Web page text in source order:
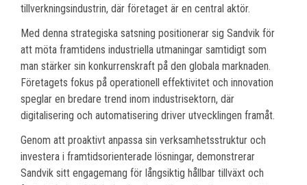
tillverkningsindustrin, där företaget är en central aktör.
Med denna strategiska satsning positionerar sig Sandvik för
att möta framtidens industriella utmaningar samtidigt som
man stärker sin konkurrenskraft på den globala marknaden.
Företagets fokus på operationell effektivitet och innovation
speglar en bredare trend inom industrisektorn, där
digitalisering och automatisering driver utvecklingen framåt.
Genom att proaktivt anpassa sin verksamhetsstruktur och
investera i framtidsorienterade lösningar, demonstrerar
Sandvik sitt engagemang för långsiktig hållbar tillväxt och